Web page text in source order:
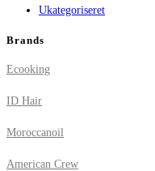
Ukategoriseret
Brands
Ecooking
ID Hair
Moroccanoil
American Crew